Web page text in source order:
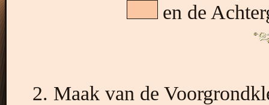
en de
2. Maak van de